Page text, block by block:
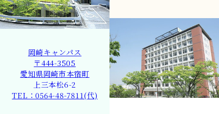
岡崎キャンパス
〒444-3505
愛知県岡崎市本宿町
上三本松6-2
TEL：0564-48-7811(代)